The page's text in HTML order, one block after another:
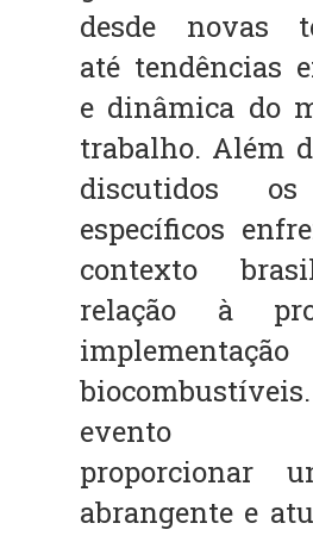
desde novas
até tendências
e dinâmica do
trabalho. Além
discutidos os
específicos
contexto
relação à
evento
proporcionar
abrangente e